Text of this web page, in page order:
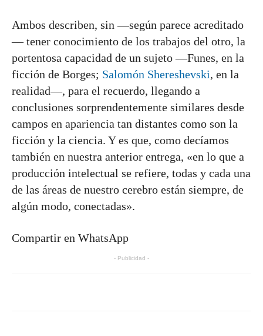
Ambos describen, sin —según parece acreditado
— tener conocimiento de los trabajos del otro, la
portentosa capacidad de un sujeto —Funes, en la
ficción de Borges; Salomón Shereshevski, en la
realidad—, para el recuerdo, llegando a
conclusiones sorprendentemente similares desde
campos en apariencia tan distantes como son la
ficción y la ciencia. Y es que, como decíamos
también en nuestra anterior entrega, «en lo que a
producción intelectual se refiere, todas y cada una
de las áreas de nuestro cerebro están siempre, de
algún modo, conectadas».
Compartir en WhatsApp
- Publicidad -